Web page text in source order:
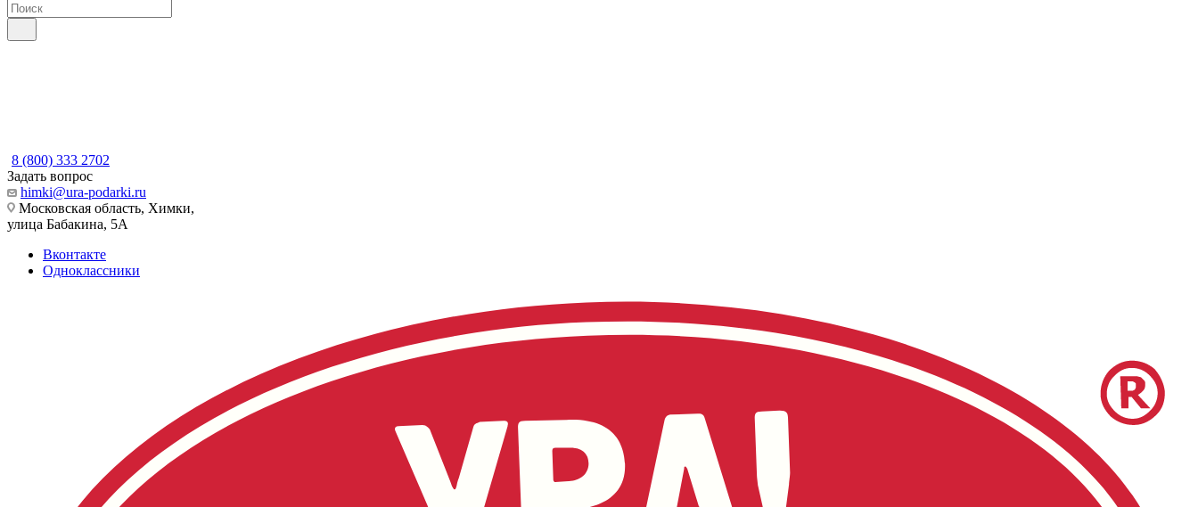
8 (800) 333 2702
Задать вопрос
himki@ura-podarki.ru
Московская область, Химки,
улица Бабакина, 5А
Вконтакте
Одноклассники